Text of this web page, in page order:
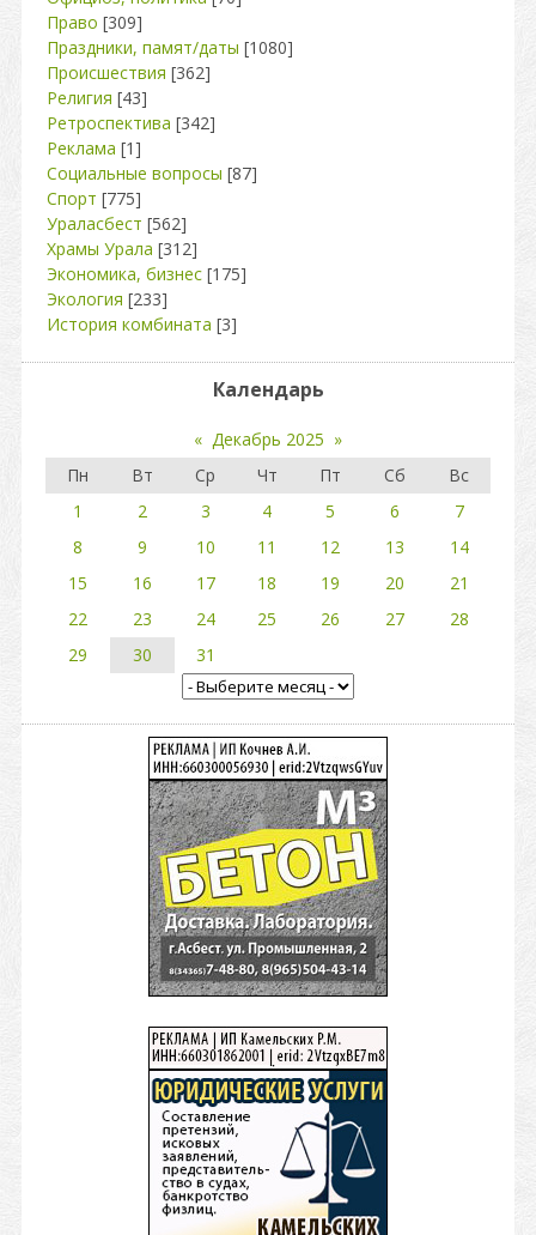
Право [309]
Праздники, памят/даты [1080]
Происшествия [362]
Религия [43]
Ретроспектива [342]
Реклама [1]
Социальные вопросы [87]
Спорт [775]
Ураласбест [562]
Храмы Урала [312]
Экономика, бизнес [175]
Экология [233]
История комбината [3]
Календарь
« Декабрь 2025 »
Пн
Вт Ср Чт Пт Сб
Вс
1
2 3 4 5 6
7
8
9 10 11 12 13
14
15
16 17 18 19 20
21
22
23 24 25 26 27
28
29
30 31